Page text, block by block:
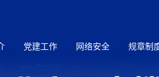
党建工作 网络安全 规章制